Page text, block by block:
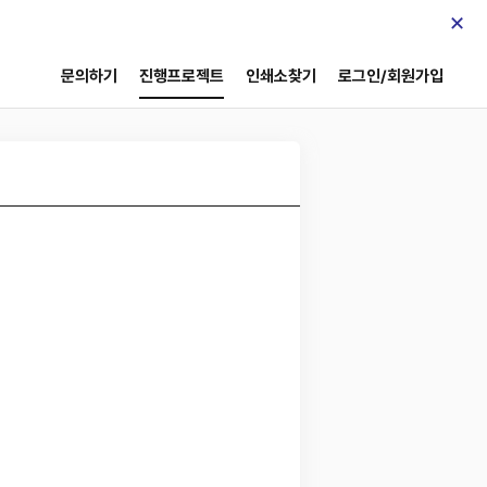
×
문의하기 진행프로젝트 인쇄소찾기 로그인/회원가입